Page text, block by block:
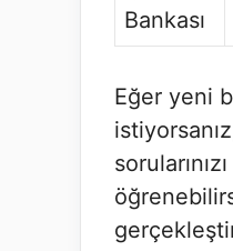
Bankası
Eğer yeni